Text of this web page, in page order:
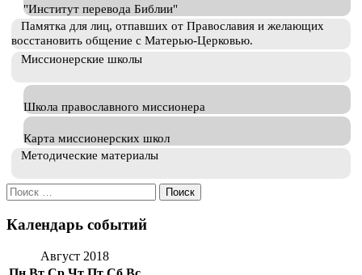
"Институт перевода Библии"
Памятка для лиц, отпавших от Православия и желающих
восстановить общение с Матерью-Церковью.
Миссионерские школы
Школа православного миссионера
Карта миссионерских школ
Методические материалы
Искать:
Календарь событий
Август 2018